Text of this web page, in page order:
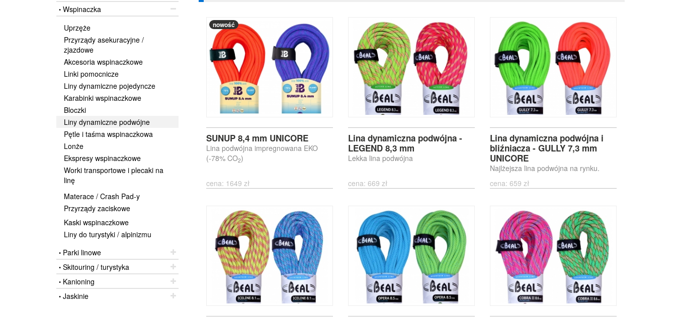
• Wspinaczka
Uprzęże
Przyrządy asekuracyjne /
zjazdowe
Akcesoria wspinaczkowe
Linki pomocnicze
Liny dynamiczne pojedyncze
Karabinki wspinaczkowe
Bloczki
Liny dynamiczne podwójne
Pętle i taśma wspinaczkowa
Lonże
Ekspresy wspinaczkowe
Worki transportowe i plecaki na
linę
Materace / Crash Pad-y
Przyrządy zaciskowe
Kaski wspinaczkowe
Liny do turystyki / alpinizmu
• Parki linowe
• Skitouring / turystyka
• Kanioning
• Jaskinie
nowość
SUNUP 8,4 mm UNICORE
Lina podwójna impregnowana EKO
(-78% CO2)
cena: 1649 zł
Lina dynamiczna podwójna -
LEGEND 8,3 mm
Lekka lina podwójna
cena: 669 zł
Lina dynamiczna podwójna i
bliźniacza - GULLY 7,3 mm
UNICORE
Najlżejsza lina podwójna na rynku.
cena: 659 zł